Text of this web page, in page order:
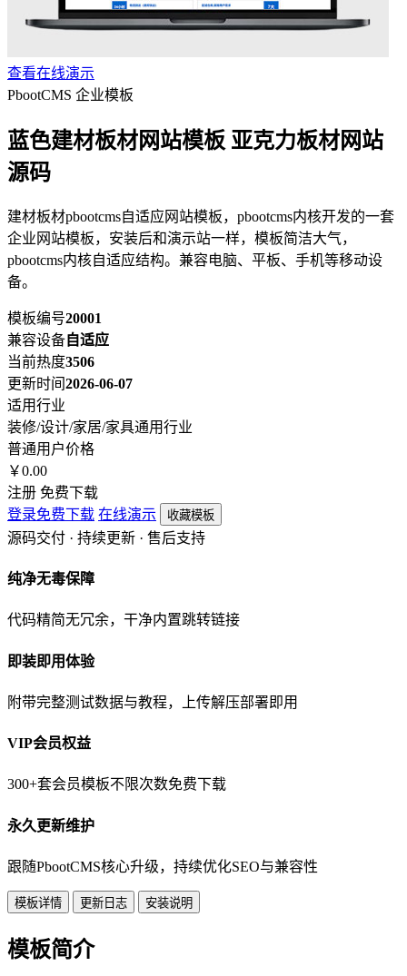
查看在线演示
PbootCMS 企业模板
蓝色建材板材网站模板 亚克力板材网站
源码
建材板材pbootcms自适应网站模板，pbootcms内核开发的一套
企业网站模板，安装后和演示站一样，模板简洁大气，
pbootcms内核自适应结构。兼容电脑、平板、手机等移动设
备。
模板编号20001
兼容设备自适应
当前热度3506
更新时间2026-06-07
适用行业
装修/设计/家居/家具通用行业
普通用户价格
￥0.00
注册 免费下载
登录免费下载 在线演示 收藏模板
源码交付 · 持续更新 · 售后支持
纯净无毒保障
代码精简无冗余，干净内置跳转链接
即装即用体验
附带完整测试数据与教程，上传解压部署即用
VIP会员权益
300+套会员模板不限次数免费下载
永久更新维护
跟随PbootCMS核心升级，持续优化SEO与兼容性
模板详情 更新日志 安装说明
模板简介